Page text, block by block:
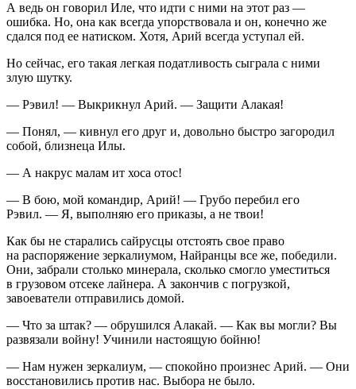
А ведь он говорил Иле, что идти с ними на этот раз —
ошибка. Но, она как всегда упорствовала и он, конечно же
сдался под ее натиском. Хотя, Арий всегда уступал ей.
Но сейчас, его такая легкая податливость сыграла с ними
злую шутку.
— Рэвил! — Выкрикнул Арий. — Защити Алакая!
— Понял, — кивнул его друг и, довольно быстро загородил
собой, близнеца Илы.
— А накрус малам ит хоса отос!
— В бою, мой командир, Арий! — Грубо перебил его
Рэвил. — Я, выполняю его приказы, а не твои!
Как бы не старались сайрусцы отстоять свое право
на распоряжение зеркалиумом, Найранцы все же, победили.
Они, забрали столько минерала, сколько смогло уместиться
в грузовом отсеке лайнера. А закончив с погрузкой,
завоеватели отправились домой.
— Что за штак? — обрушился Алакай. — Как вы могли? Вы
развязали войну! Учинили настоящую бойню!
— Нам нужен зеркалиум, — спокойно произнес Арий. — Они
восстановились против нас. Выбора не было.